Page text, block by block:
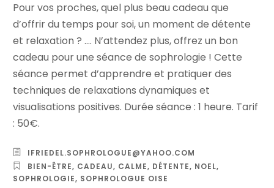
Pour vos proches, quel plus beau cadeau que
d’offrir du temps pour soi, un moment de détente
et relaxation ? …. N’attendez plus, offrez un bon
cadeau pour une séance de sophrologie ! Cette
séance permet d’apprendre et pratiquer des
techniques de relaxations dynamiques et
visualisations positives. Durée séance : 1 heure. Tarif
: 50€.
IFRIEDEL.SOPHROLOGUE@YAHOO.COM
BIEN-ÊTRE, CADEAU, CALME, DÉTENTE, NOEL,
SOPHROLOGIE, SOPHROLOGUE OISE